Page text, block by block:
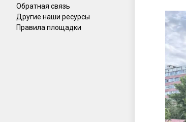
Обратная связь
Другие наши ресурсы
Правила площадки